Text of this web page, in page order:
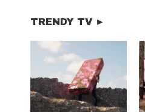
TRENDY TV ►